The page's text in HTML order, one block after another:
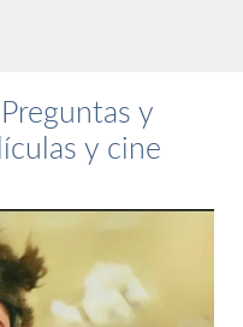
y
y cine